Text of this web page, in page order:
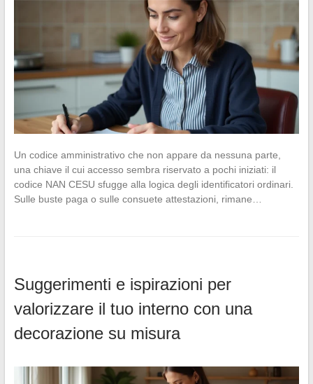
Un codice amministrativo che non appare da nessuna parte,
una chiave il cui accesso sembra riservato a pochi iniziati: il
codice NAN CESU sfugge alla logica degli identificatori ordinari.
Sulle buste paga o sulle consuete attestazioni, rimane…
Suggerimenti e ispirazioni per
valorizzare il tuo interno con una
decorazione su misura